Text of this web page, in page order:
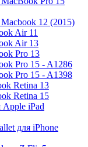
12 (2015)
Air 11
Air 13
Pro 13
Pro 15 - A1286
Pro 15 - A1398
Retina 13
Retina 15
iPad
для iPhone